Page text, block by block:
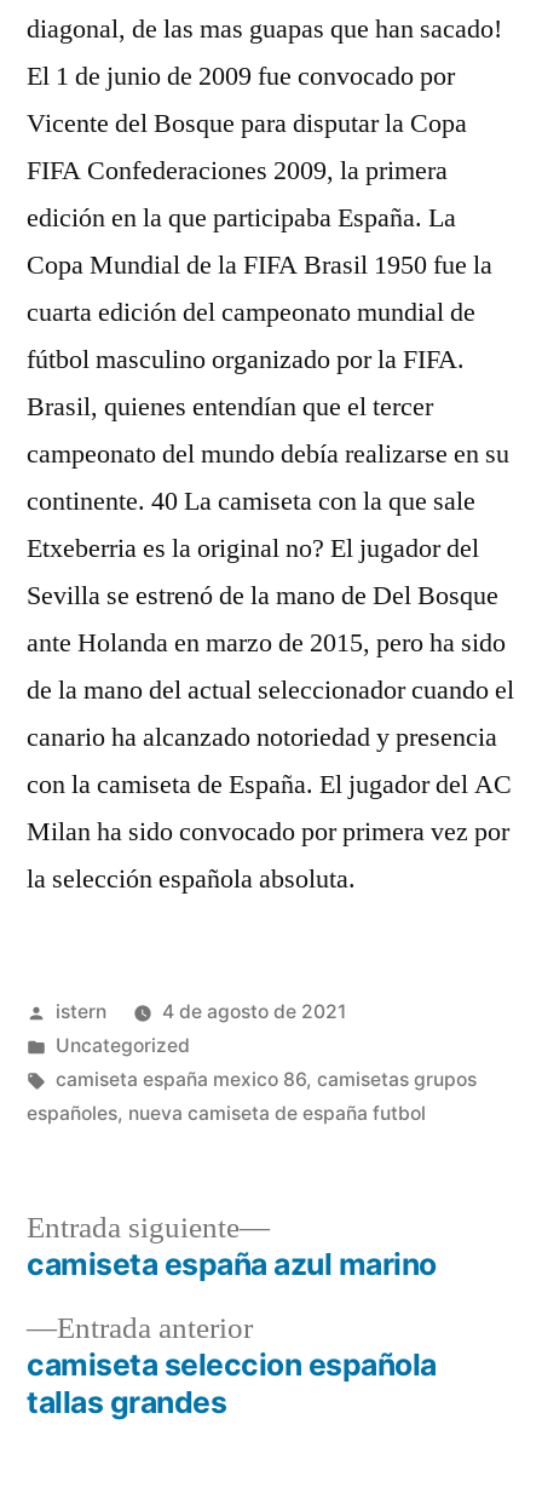
diagonal, de las mas guapas que han sacado!
El 1 de junio de 2009 fue convocado por
Vicente del Bosque para disputar la Copa
FIFA Confederaciones 2009, la primera
edición en la que participaba España. La
Copa Mundial de la FIFA Brasil 1950 fue la
cuarta edición del campeonato mundial de
fútbol masculino organizado por la FIFA.
Brasil, quienes entendían que el tercer
campeonato del mundo debía realizarse en su
continente. 40 La camiseta con la que sale
Etxeberria es la original no? El jugador del
Sevilla se estrenó de la mano de Del Bosque
ante Holanda en marzo de 2015, pero ha sido
de la mano del actual seleccionador cuando el
canario ha alcanzado notoriedad y presencia
con la camiseta de España. El jugador del AC
Milan ha sido convocado por primera vez por
la selección española absoluta.
Publicado
por
istern
4 de agosto de 2021
Publicado
en
Uncategorized
Etiquetas:
camiseta españa mexico 86, camisetas grupos
españoles, nueva camiseta de españa futbol
Navegación
de
entradas
Entrada anteriorEntrada
anterior:
camiseta seleccion española
tallas grandes
Entrada siguiente
Entrada
siguiente:
camiseta españa azul marino